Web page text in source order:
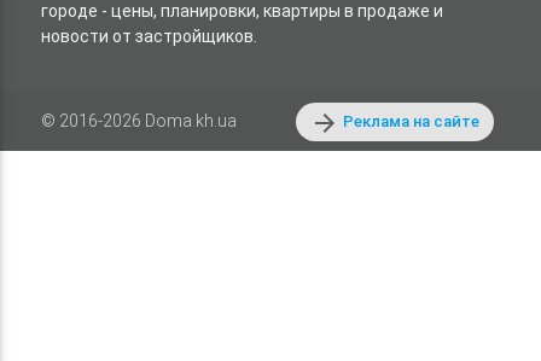
городе - цены, планировки, квартиры в продаже и
новости от застройщиков.
© 2016-2026 Doma.kh.ua arrow_forward Реклама на сайте